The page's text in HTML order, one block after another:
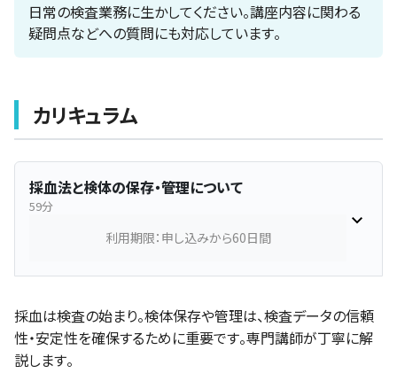
日常の検査業務に生かしてください。講座内容に関わる
疑問点などへの質問にも対応しています。
カリキュラム
採血法と検体の保存・管理について
59分
利用期限：申し込みから60日間
採血は検査の始まり。検体保存や管理は、検査データの信頼
性・安定性を確保するために重要です。専門講師が丁寧に解
説します。